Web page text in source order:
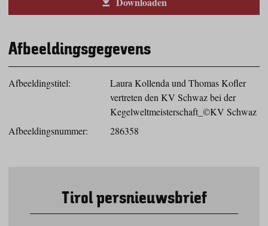
Afbeeldingsgegevens
Afbeeldingstitel:
Laura Kollenda und Thomas Kofler
vertreten den KV Schwaz bei der
Kegelweltmeisterschaft_©KV Schwaz
Afbeeldingsnummer:
286358
Tirol persnieuwsbrief